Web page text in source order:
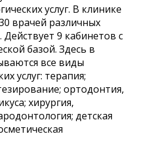
услуг. В клинике
врачей различных
Действует 9 кабинетов с
базой. Здесь в
все виды
услуг: терапия;
ортодонтия,
хирургия,
детская